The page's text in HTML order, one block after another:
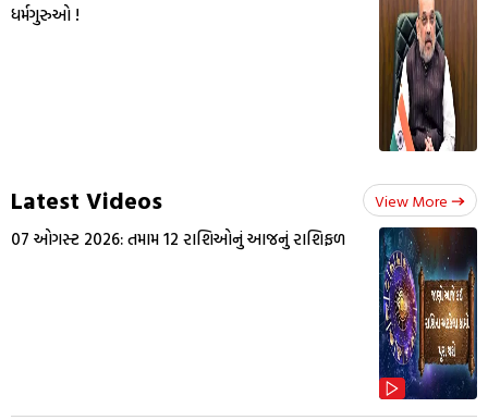
ધર્મગુરુઓ !
Latest Videos View More
07 ઓગસ્ટ 2026: તમામ 12 રાશિઓનું આજનું રાશિફળ